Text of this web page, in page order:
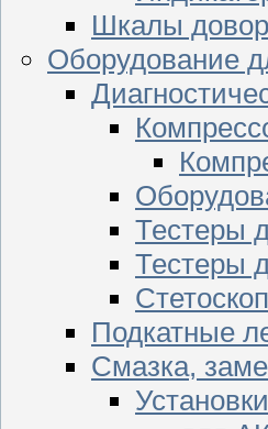
Шкалы
Оборудование
Тестеры
Тестеры
Подкатные
Смазка,